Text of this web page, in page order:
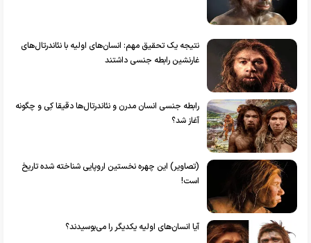
نتیجه یک تحقیق مهم: انسان‌های اولیه با نئاندرتال‌های
غارنشین رابطه جنسی داشتند
رابطه جنسی انسان مدرن و نئاندرتال‌ها دقیقا کِی و چگونه
آغاز شد؟
(تصاویر) این چهره نخستین اروپایی شناخته شده تاریخ
است!
آیا انسان‌های اولیه یکدیگر را می‌بوسیدند؟